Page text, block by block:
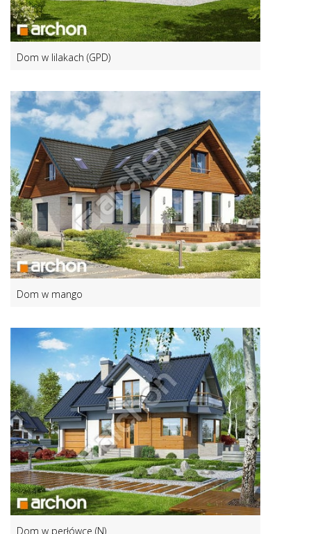
Dom w lilakach (GPD)
Dom w mango
Dom w perłówce (N)